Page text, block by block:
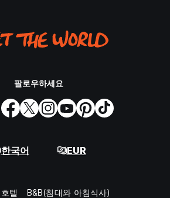
팔로우하세요
한국어 EUR
호텔 B&B(침대와 아침식사)